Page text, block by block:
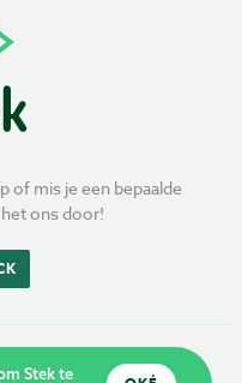
of mis je een bepaalde
ons door!
Stek te